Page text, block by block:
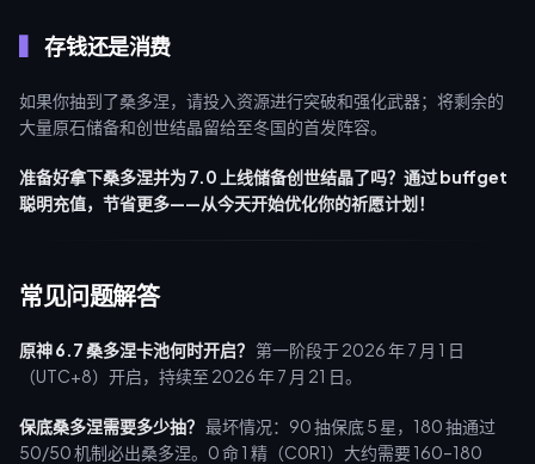
存钱还是消费
如果你抽到了桑多涅，请投入资源进行突破和强化武器；将剩余的
大量原石储备和创世结晶留给至冬国的首发阵容。
准备好拿下桑多涅并为 7.0 上线储备创世结晶了吗？通过 buffget
聪明充值，节省更多——从今天开始优化你的祈愿计划！
常见问题解答
原神 6.7 桑多涅卡池何时开启？ 第一阶段于 2026 年 7 月 1 日
（UTC+8）开启，持续至 2026 年 7 月 21 日。
保底桑多涅需要多少抽？ 最坏情况：90 抽保底 5 星，180 抽通过
50/50 机制必出桑多涅。0 命 1 精（C0R1）大约需要 160–180